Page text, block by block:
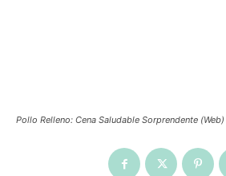
Pollo Relleno: Cena Saludable Sorprendente (Web)